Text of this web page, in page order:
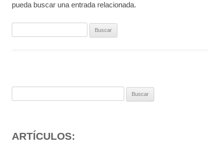
pueda buscar una entrada relacionada.
ARTÍCULOS: